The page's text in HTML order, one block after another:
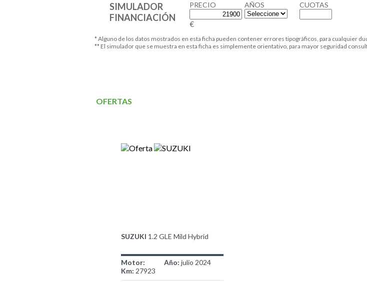
SIMULADOR
FINANCIACIÓN
PRECIO AÑOS CUOTAS
€
* Alguno de los datos mostrados en esta ficha pueden contener errores tipográficos, para cualquier
** El simulador que se muestra en esta ficha es simplemente orientativo, para mayor seguridad
OFERTAS
SUZUKI 1.2 GLE Mild Hybrid
Motor: Año: julio 2024
Km: 27923